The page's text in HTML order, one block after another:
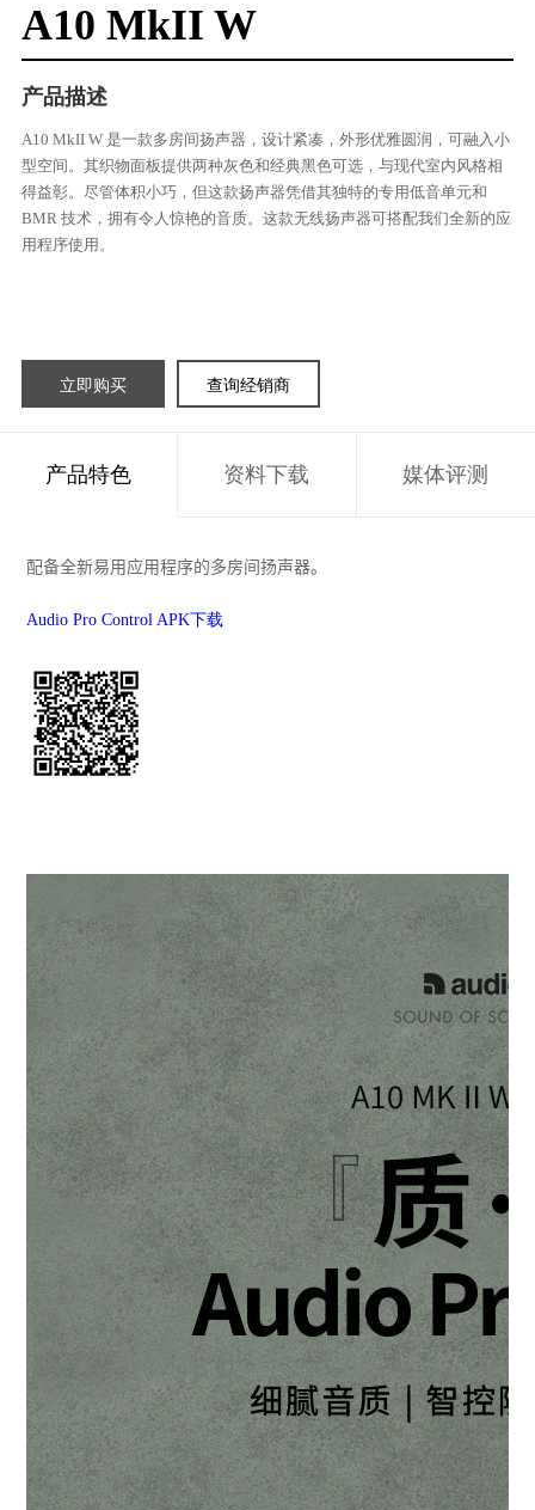
A10 MkII W
产品描述
A10 MkII W 是一款多房间扬声器，设计紧凑，外形优雅圆润，可融入小
型空间。其织物面板提供两种灰色和经典黑色可选，与现代室内风格相
得益彰。尽管体积小巧，但这款扬声器凭借其独特的专用低音单元和
BMR 技术，拥有令人惊艳的音质。这款无线扬声器可搭配我们全新的应
用程序使用。
立即购买 查询经销商
产品特色 资料下载 媒体评测
配备全新易用应用程序的多房间扬声器。
Audio Pro Control APK下载